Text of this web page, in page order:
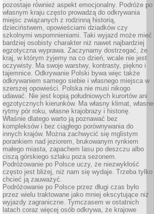
pozostaje również aspekt emocjonalny. Podróże po
własnym kraju często prowadzą do odkrywania
miejsc związanych z rodzinną historią,
dzieciństwem, opowieściami dziadków czy
szkolnymi wspomnieniami. Taki wyjazd może mieć
bardziej osobisty charakter niż nawet najbardziej
egzotyczna wyprawa. Zaczynamy dostrzegać, że
kraj, w którym żyjemy na co dzień, wcale nie jest
oczywisty. Ma swoje warstwy, kontrasty, piękno i
tajemnice. Odkrywanie Polski bywa więc także
odkrywaniem samego siebie i własnego miejsca w
szerszej opowieści. Polska nie musi nikogo
udawać. Nie jest kopią południowych kurortów ani
egzotycznych kierunków. Ma własny klimat, własne
rytmy pór roku, własne krajobrazy i historię.
Właśnie dlatego warto ją poznawać bez
kompleksów i bez ciągłego porównywania do
innych krajów. Można zachwycić się mglistym
porankiem nad jeziorem, brukowanym rynkiem
małego miasta, zapachem lasu po deszczu albo
ciszą górskiego szlaku poza sezonem.
Podróżowanie po Polsce uczy, że niezwykłość
często jest bliżej, niż nam się wydaje. Trzeba tylko
chcieć ją zauważyć.
Podróżowanie po Polsce przez długi czas było
przez wielu traktowane jako mniej ekscytujące niż
wyjazdy zagraniczne. Tymczasem w ostatnich
latach coraz więcej osób odkrywa, że krajowe